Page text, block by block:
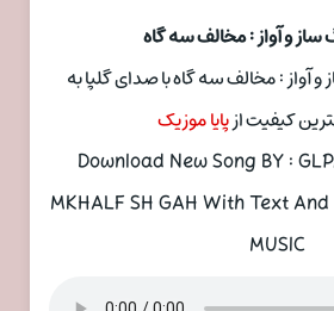
ساز و آواز : مخالف سه گاه
و آواز : مخالف سه گاه با صدای گلپا به
کیفیت ازپایا موزیک
Download New Song BY :
MKHALF SH GAH With Text
MUSIC